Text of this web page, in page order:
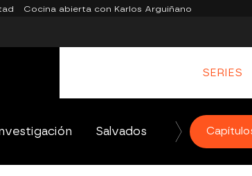
Cocina abierta con Karlos Arguiñano
SERIES
Salvados El